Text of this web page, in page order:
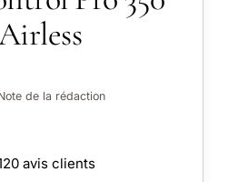
de la rédaction
avis clients